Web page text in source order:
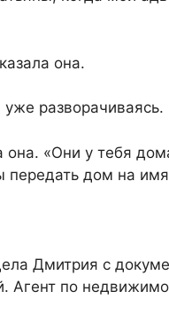
она.
разворачиваясь.
она. «Они у тебя
дом на
Дмитрия с
Агент по